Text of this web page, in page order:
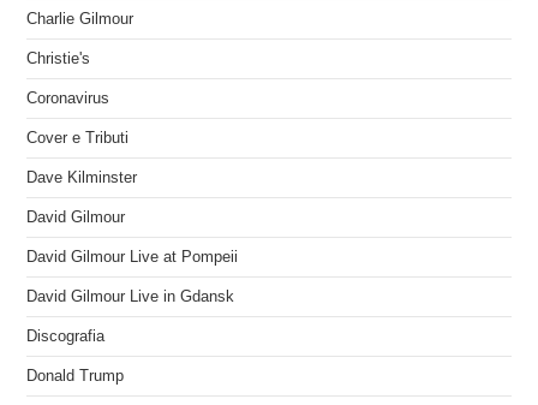
Charlie Gilmour
Christie's
Coronavirus
Cover e Tributi
Dave Kilminster
David Gilmour
David Gilmour Live at Pompeii
David Gilmour Live in Gdansk
Discografia
Donald Trump